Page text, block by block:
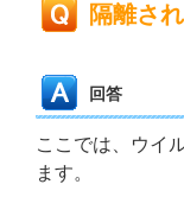
隔離さ
回答
ここでは、ウイ
ます。